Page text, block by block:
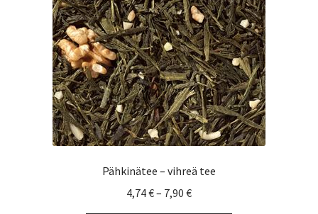
Pähkinätee – vihreä tee
4,74€– 7,90 €Hintaluokka: